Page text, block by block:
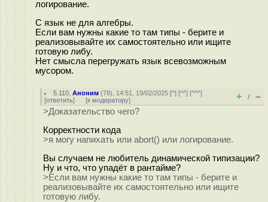
логирование.
С язык не для алгебры.
Если вам нужны какие то там типы - берите и
реализовывайте их самостоятельно или ищите
готовую либу.
Нет смысла перегружать язык всевозможным
мусором.
5.110 ,Аноним (78), 14:51, 19/02/2025 [^] [^^] [^^^]
[ответить] [к модератору] + / –
>Доказательство чего?
Корректности кода
>я могу напихать или abort() или логирование.
Вы случаем не любитель динамической типизации?
Ну и что, что упадёт в рантайме?
>Если вам нужны какие то там типы - берите и
реализовывайте их самостоятельно или ищите
готовую либу.